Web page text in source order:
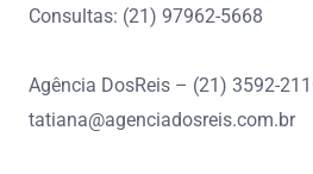
Consultas: (21) 97962-5668
Agência DosReis – (21) 3592-
tatiana@agenciadosreis.com.br